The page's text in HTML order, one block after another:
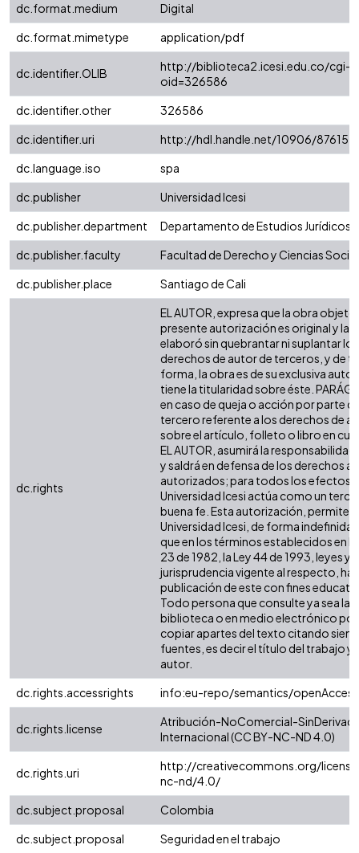
dc.format.medium
Digital
dc.format.mimetype
application/pdf
dc.identifier.OLIB
http://biblioteca2.icesi.edu.co/cgi-
oid=326586
dc.identifier.other
326586
dc.identifier.uri
http://hdl.handle.net/10906/87615
dc.language.iso
spa
dc.publisher
Universidad Icesi
dc.publisher.department
Departamento de Estudios Jurídicos
dc.publisher.faculty
Facultad de Derecho y Ciencias
dc.publisher.place
Santiago de Cali
dc.rights
EL AUTOR, expresa que la obra objeto
presente autorización es original y la
elaboró sin quebrantar ni suplantar los
derechos de autor de terceros, y de
forma, la obra es de su exclusiva
tiene la titularidad sobre éste.
en caso de queja o acción por parte
tercero referente a los derechos de
sobre el artículo, folleto o libro en
EL AUTOR, asumirá la
y saldrá en defensa de los derechos
autorizados; para todos los efectos,
Universidad Icesi actúa como un
buena fe. Esta autorización, permite a
Universidad Icesi, de forma indefinida,
que en los términos establecidos en la
23 de 1982, la Ley 44 de 1993, leyes y
jurisprudencia vigente al respecto,
publicación de este con fines
Todo persona que consulte ya sea la
biblioteca o en medio electrónico
copiar apartes del texto citando
fuentes, es decir el título del trabajo y
autor.
dc.rights.accessrights
info:eu-repo/semantics/openAccess
dc.rights.license
Atribución-NoComercial-
Internacional (CC BY-NC-ND 4.0)
dc.rights.uri
http://creativecommons.org/
nc-nd/4.0/
dc.subject.proposal
Colombia
dc.subject.proposal
Seguridad en el trabajo